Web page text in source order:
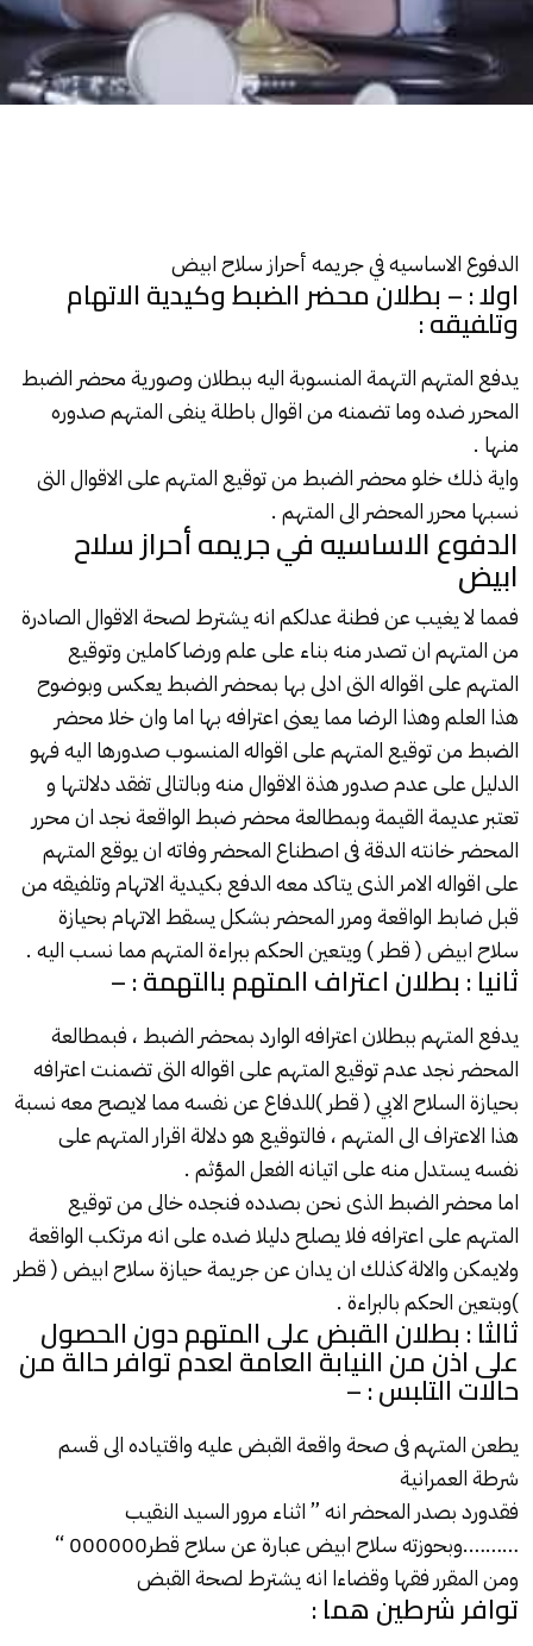
الدفوع الاساسيه في جريمه أحراز سلاح ابيض
اولا : – بطلان محضر الضبط وكيدية الاتهام
وتلفيقه :
يدفع المتهم التهمة المنسوبة اليه ببطلان وصورية محضر الضبط
المحرر ضده وما تضمنه من اقوال باطلة ينفى المتهم صدوره
منها .
واية ذلك خلو محضر الضبط من توقيع المتهم على الاقوال التى
نسبها محرر المحضر الى المتهم .
الدفوع الاساسيه في جريمه أحراز سلاح
ابيض
فمما لا يغيب عن فطنة عدلكم انه يشترط لصحة الاقوال الصادرة
من المتهم ان تصدر منه بناء على علم ورضا كاملين وتوقيع
المتهم على اقواله التى ادلى بها بمحضر الضبط يعكس وبوضوح
هذا العلم وهذا الرضا مما يعنى اعترافه بها اما وان خلا محضر
الضبط من توقيع المتهم على اقواله المنسوب صدورها اليه فهو
الدليل على عدم صدور هذة الاقوال منه وبالتالى تفقد دلالتها و
تعتبر عديمة القيمة وبمطالعة محضر ضبط الواقعة نجد ان محرر
المحضر خانته الدقة فى اصطناع المحضر وفاته ان يوقع المتهم
على اقواله الامر الذى يتاكد معه الدفع بكيدية الاتهام وتلفيقه من
قبل ضابط الواقعة ومرر المحضر بشكل يسقط الاتهام بحيازة
سلاح ابيض ( قطر ) ويتعين الحكم ببراءة المتهم مما نسب اليه .
ثانيا : بطلان اعتراف المتهم بالتهمة : –
يدفع المتهم ببطلان اعترافه الوارد بمحضر الضبط ، فبمطالعة
المحضر نجد عدم توقيع المتهم على اقواله التى تضمنت اعترافه
بحيازة السلاح الابي ( قطر )للدفاع عن نفسه مما لايصح معه نسبة
هذا الاعتراف الى المتهم ، فالتوقيع هو دلالة اقرار المتهم على
نفسه يستدل منه على اتيانه الفعل المؤثم .
اما محضر الضبط الذى نحن بصدده فنجده خالى من توقيع
المتهم على اعترافه فلا يصلح دليلا ضده على انه مرتكب الواقعة
ولايمكن والالة كذلك ان يدان عن جريمة حيازة سلاح ابيض ( قطر
)وبتعين الحكم بالبراءة .
ثالثا : بطلان القبض على المتهم دون الحصول
على اذن من النيابة العامة لعدم توافر حالة من
حالات التلبس : –
يطعن المتهم فى صحة واقعة القبض عليه واقتياده الى قسم
شرطة العمرانية
فقدورد بصدر المحضر انه ” اثناء مرور السيد النقيب
……….وبحوزته سلاح ابيض عبارة عن سلاح قطر000000 “
ومن المقرر فقها وقضاءا انه يشترط لصحة القبض
توافر شرطين هما :